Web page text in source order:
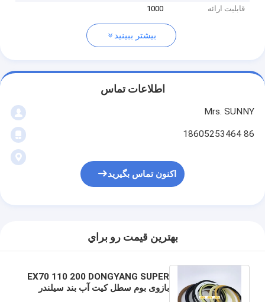
قابلیت ارائه
1000
بیشتر ببینید
اطلاعات تماس
Mrs. SUNNY
86 18605253464
اکنون تماس بگیرید
بهترين قيمت رو براي
EX70 110 200 DONGYANG SUPER
بازوی بوم سطل کیت آب بند سیلندر